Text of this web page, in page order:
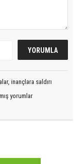
inançlara saldırı
yorumlar